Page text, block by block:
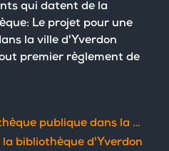
qui datent de la
Le projet pour une
la ville d'Yverdon
premier règlement de
dans la ville d'Yverdon
bibliothèque d'Yverdon